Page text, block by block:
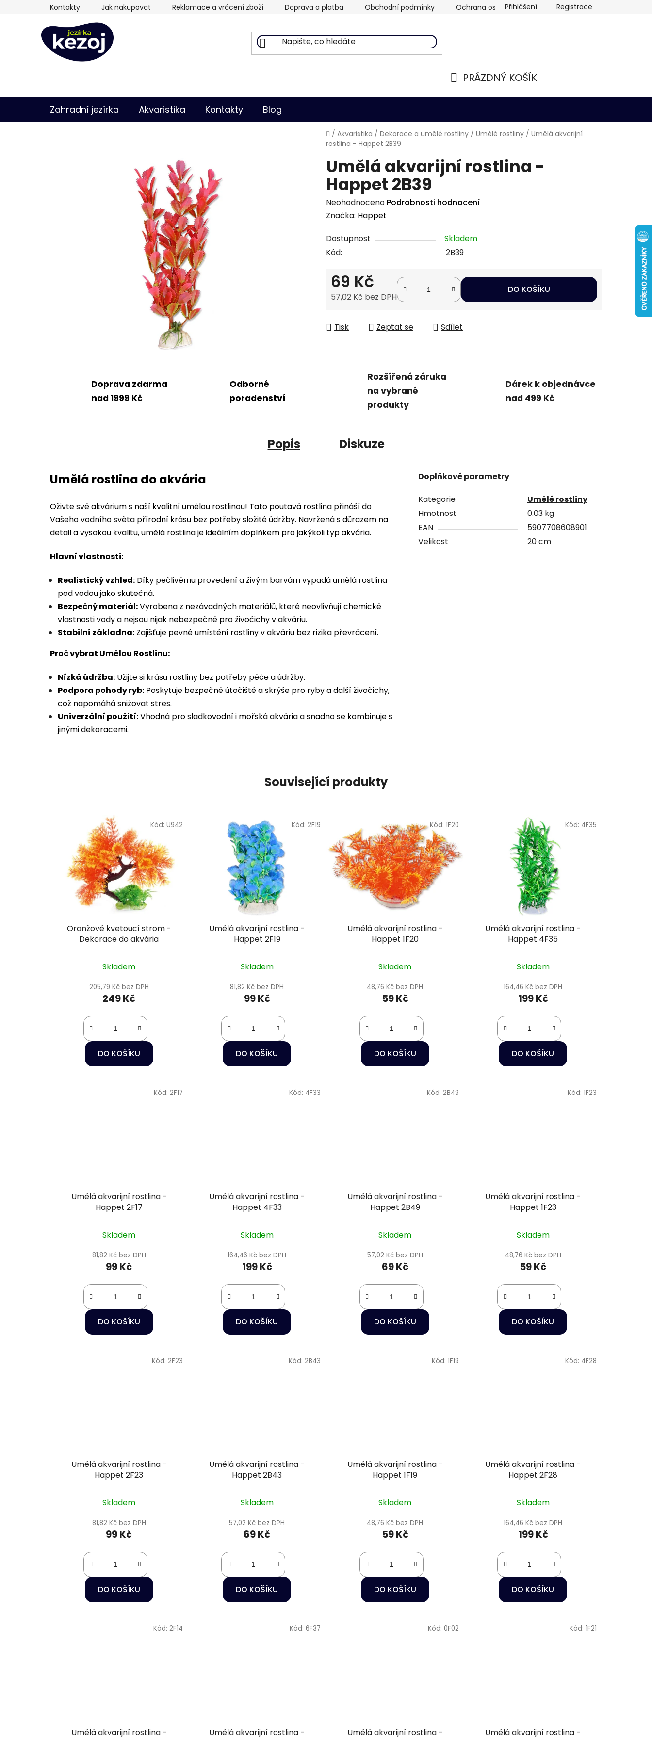
Kontakty Jak nakupovat Reklamace a vrácení zboží Doprava a platba Obchodní podmínky Ochrana osobních údajů
Přihlášení Registrace
PRÁZDNÝ KOŠÍK
Zahradní jezírka Akvaristika Kontakty Blog
Domů
/ Akvaristika / Dekorace a umělé rostliny / Umělé rostliny / Umělá akvarijní
rostlina - Happet 2B39
Umělá akvarijní rostlina -
Happet 2B39
Průměrné
hodnocení
je
0,0
hvězdiček.
Neohodnoceno Podrobnosti hodnocení
Značka: Happet
Dostupnost
Skladem
Kód:
2B39
69 Kč
57,02 Kč bez DPH
DO KOŠÍKU
Tisk Zeptat se Sdílet
Doprava zdarma
nad 1999 Kč
Odborné
poradenství
Rozšířená záruka
na vybrané
produkty
Dárek k objednávce
nad 499 Kč
Popis Diskuze
Umělá rostlina do akvária
Oživte své akvárium s naší kvalitní umělou rostlinou! Tato poutavá rostlina přináší do
Vašeho vodního světa přírodní krásu bez potřeby složité údržby. Navržená s důrazem na
detail a vysokou kvalitu, umělá rostlina je ideálním doplňkem pro jakýkoli typ akvária.
Hlavní vlastnosti:
Realistický vzhled: Díky pečlivému provedení a živým barvám vypadá umělá rostlina
pod vodou jako skutečná.
Bezpečný materiál:Vyrobena z nezávadných materiálů, které neovlivňují chemické
vlastnosti vody a nejsou nijak nebezpečné pro živočichy v akváriu.
Stabilní základna: Zajišťuje pevné umístění rostliny v akváriu bez rizika převrácení.
Proč vybrat Umělou Rostlinu:
Nízká údržba: Užijte si krásu rostliny bez potřeby péče a údržby.
Podpora pohody ryb: Poskytuje bezpečné útočiště a skrýše pro ryby a další živočichy,
což napomáhá snižovat stres.
Univerzální použití:Vhodná pro sladkovodní i mořská akvária a snadno se kombinuje s
jinými dekoracemi.
Doplňkové parametry
Kategorie
Umělé rostliny
Hmotnost
0.03 kg
EAN
5907708608901
Velikost
20 cm
Související produkty
Oranžově kvetoucí strom -
Dekorace do akvária
Skladem
205,79 Kč bez DPH
249 Kč
DO KOŠÍKU
Kód: U942
Umělá akvarijní rostlina -
Happet 2F19
Skladem
81,82 Kč bez DPH
99 Kč
DO KOŠÍKU
Kód: 2F19
Umělá akvarijní rostlina -
Happet 1F20
Skladem
48,76 Kč bez DPH
59 Kč
DO KOŠÍKU
Kód: 1F20
Umělá akvarijní rostlina -
Happet 4F35
Skladem
164,46 Kč bez DPH
199 Kč
DO KOŠÍKU
Kód: 4F35
Umělá akvarijní rostlina -
Happet 2F17
Skladem
81,82 Kč bez DPH
99 Kč
DO KOŠÍKU
Kód: 2F17
Umělá akvarijní rostlina -
Happet 4F33
Skladem
164,46 Kč bez DPH
199 Kč
DO KOŠÍKU
Kód: 4F33
Umělá akvarijní rostlina -
Happet 2B49
Skladem
57,02 Kč bez DPH
69 Kč
DO KOŠÍKU
Kód: 2B49
Umělá akvarijní rostlina -
Happet 1F23
Skladem
48,76 Kč bez DPH
59 Kč
DO KOŠÍKU
Kód: 1F23
Umělá akvarijní rostlina -
Happet 2F23
Skladem
81,82 Kč bez DPH
99 Kč
DO KOŠÍKU
Kód: 2F23
Umělá akvarijní rostlina -
Happet 2B43
Skladem
57,02 Kč bez DPH
69 Kč
DO KOŠÍKU
Kód: 2B43
Umělá akvarijní rostlina -
Happet 1F19
Skladem
48,76 Kč bez DPH
59 Kč
DO KOŠÍKU
Kód: 1F19
Umělá akvarijní rostlina -
Happet 2F28
Skladem
164,46 Kč bez DPH
199 Kč
DO KOŠÍKU
Kód: 4F28
Umělá akvarijní rostlina -
Kód: 2F14
Umělá akvarijní rostlina -
Kód: 6F37
Umělá akvarijní rostlina -
Kód: 0F02
Umělá akvarijní rostlina -
Kód: 1F21